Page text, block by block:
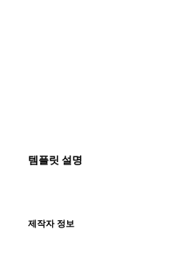
템플릿 설명
제작자 정보